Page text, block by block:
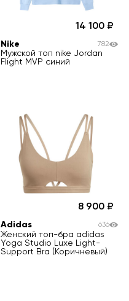
14 100
Nike
Мужской топ nike Jordan
Flight MVP синий
782
8 900
Adidas
Женский топ-бра adidas
Yoga Studio Luxe Light-
Support Bra (Коричневый)
636